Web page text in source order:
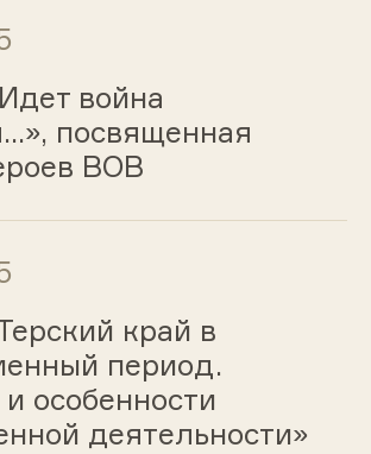
война
посвященная
ВОВ
край в
период.
особенности
деятельности»